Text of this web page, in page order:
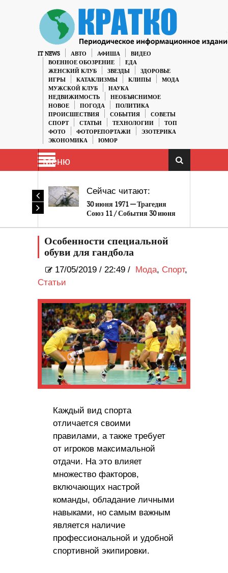
IT NEWS АВТО АФИША
ВИДЕО
ВОЕННОЕ ОБОЗРЕНИЕ
ЕДА
ЖЕНСКИЙ КЛУБ
ЗВЕЗДЫ
ЗДОРОВЬЕ
ИГРЫ
КАТАКЛИЗМЫ КЛИПЫ
МОДА
МУЖСКОЙ КЛУБ
НАУКА
НЕДВИЖИМОСТЬ
НЕОБЪЯСНИМОЕ
НОВОЕ
ПОГОДА
ПОЛИТИКА
ПРОИСШЕСТВИЯ
СОБЫТИЯ
СОВЕТЫ
СПОРТ
СТАТЬИ ТЕХНОЛОГИИ
ТОП
ФОТО
ФОТОРЕПОРТАЖИ
ЭЗОТЕРИКА
ЭКОНОМИКА
ЮМОР
Меню
Сейчас читают:
30 июня 1971 — Трагедия
Союз 11 / События 30 июня
Особенности специальной
обуви для гандбола
17/05/2019 / 22:49 / Мода, Спорт,
Статьи
Каждый вид спорта
отличается своими
правилами, а также требует
от игроков максимальной
отдачи. На это влияет
множество факторов,
включающих настрой
команды, обладание личными
навыками, но самым важным
является наличие
профессиональной и удобной
спортивной экипировки.